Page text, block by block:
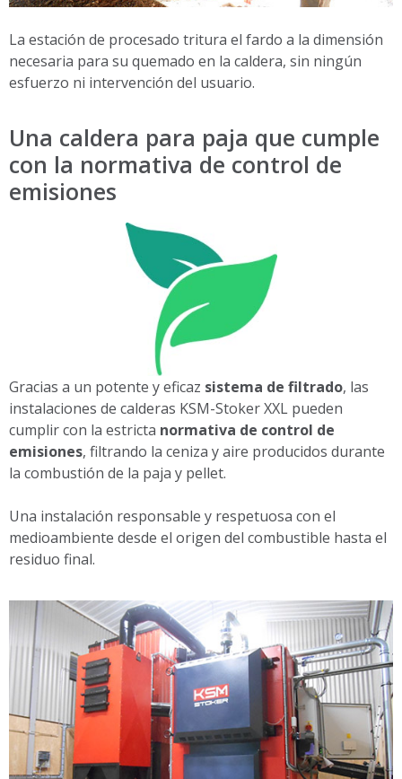
La estación de procesado tritura el fardo a la dimensión
necesaria para su quemado en la caldera, sin ningún
esfuerzo ni intervención del usuario.
Una caldera para paja que cumple
con la normativa de control de
emisiones
Gracias a un potente y eficaz sistema de filtrado, las
instalaciones de calderas KSM-Stoker XXL pueden
cumplir con la estricta normativa de control de
emisiones, filtrando la ceniza y aire producidos durante
la combustión de la paja y pellet.
Una instalación responsable y respetuosa con el
medioambiente desde el origen del combustible hasta el
residuo final.